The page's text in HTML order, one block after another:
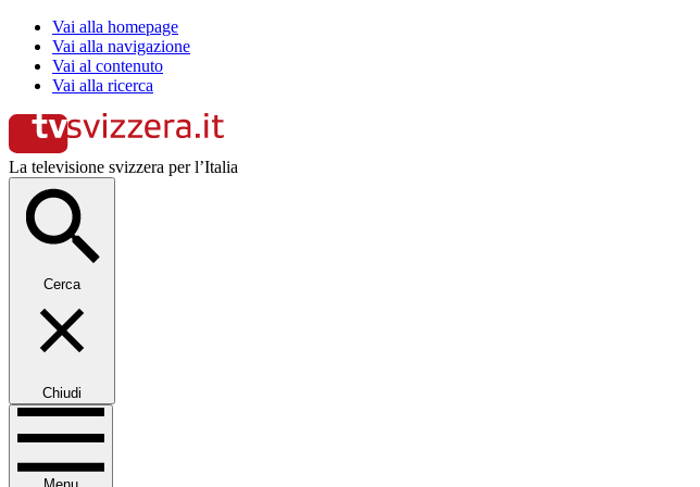
Vai alla homepage
Vai alla navigazione
Vai al contenuto
Vai alla ricerca
La televisione svizzera per l’Italia
Cerca
Chiudi